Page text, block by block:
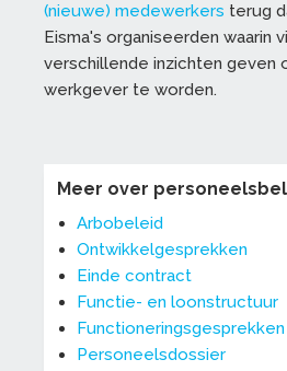
(nieuwe) medewerkers terug
Eisma's organiseerden waarin
verschillende inzichten geven
werkgever te worden.
Meer over
Arbobeleid
Ontwikkelgesprekken
Einde contract
Functie- en loonstructuur
Functioneringsgesprekken
Personeelsdossier